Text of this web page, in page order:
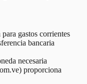
gastos corrientes
bancaria
necesaria
proporciona